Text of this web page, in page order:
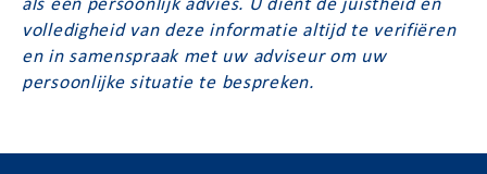
als een persoonlijk advies. U dient de juistheid en
volledigheid van deze informatie altijd te verifiëren
en in samenspraak met uw adviseur om uw
persoonlijke situatie te bespreken.